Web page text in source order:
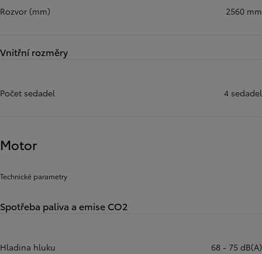
Rozvor (mm) 2560 mm
Vnitřní rozměry
Počet sedadel 4 sedadel
Motor
Technické parametry
Spotřeba paliva a emise CO2
Hladina hluku 68 - 75 dB(A)